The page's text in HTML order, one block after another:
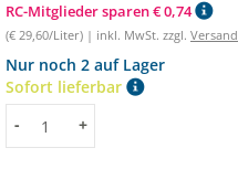
RC-Mitglieder sparen € 0,74
(€ 29,60/Liter) | inkl. MwSt. zzgl. Versand
Nur noch 2 auf Lager
Sofort lieferbar
Menge
- +